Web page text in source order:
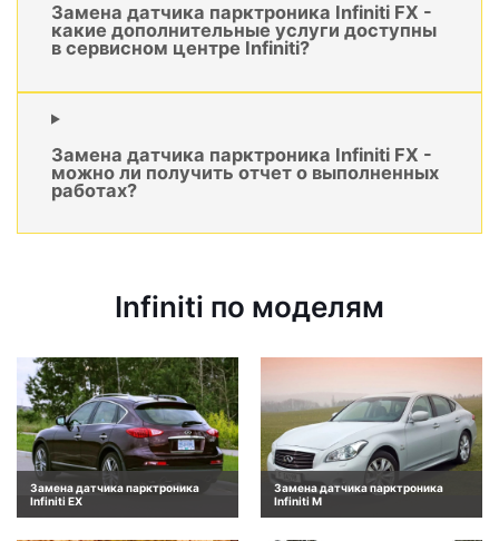
Замена датчика парктроника Infiniti FX -
какие дополнительные услуги доступны
в сервисном центре Infiniti?
Замена датчика парктроника Infiniti FX -
можно ли получить отчет о выполненных
работах?
Infiniti по моделям
Замена датчика парктроника
Infiniti EX
Замена датчика парктроника
Infiniti M